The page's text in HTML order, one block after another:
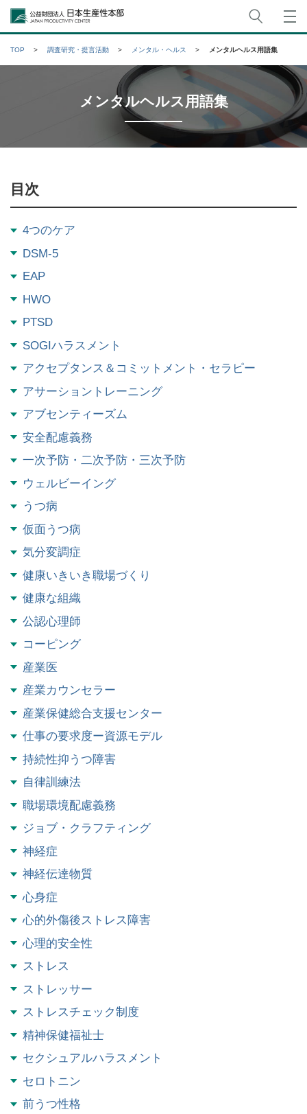
公益財団法人日本生産性本部
TOP 調査研究・提言活動 メンタル・ヘルス メンタルヘルス用語集
メンタルヘルス用語集
目次
4つのケア
DSM-5
EAP
HWO
PTSD
SOGIハラスメント
アクセプタンス＆コミットメント・セラピー
アサーショントレーニング
アブセンティーズム
安全配慮義務
一次予防・二次予防・三次予防
ウェルビーイング
うつ病
仮面うつ病
気分変調症
健康いきいき職場づくり
健康な組織
公認心理師
コーピング
産業医
産業カウンセラー
産業保健総合支援センター
仕事の要求度ー資源モデル
持続性抑うつ障害
自律訓練法
職場環境配慮義務
ジョブ・クラフティング
神経症
神経伝達物質
心身症
心的外傷後ストレス障害
心理的安全性
ストレス
ストレッサー
ストレスチェック制度
精神保健福祉士
セクシュアルハラスメント
セロトニン
前うつ性格